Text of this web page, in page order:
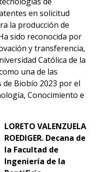
en solicitud
la producción de
sido reconocida por
y transferencia,
Católica de la
una de las
de Biobío 2023 por el
Conocimiento e
LORETO VALENZUELA
ROEDIGER. Decana de
la Facultad de
Ingeniería de la